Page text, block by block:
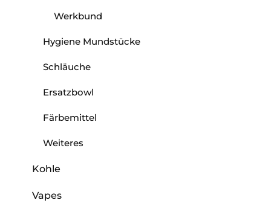
Werkbund
Hygiene Mundstücke
Schläuche
Ersatzbowl
Färbemittel
Weiteres
Kohle
Vapes